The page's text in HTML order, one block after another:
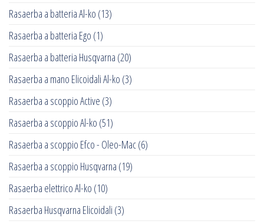
Rasaerba a batteria Al-ko (13)
Rasaerba a batteria Ego (1)
Rasaerba a batteria Husqvarna (20)
Rasaerba a mano Elicoidali Al-ko (3)
Rasaerba a scoppio Active (3)
Rasaerba a scoppio Al-ko (51)
Rasaerba a scoppio Efco - Oleo-Mac(6)
Rasaerba a scoppio Husqvarna (19)
Rasaerba elettrico Al-ko (10)
Rasaerba Husqvarna Elicoidali (3)